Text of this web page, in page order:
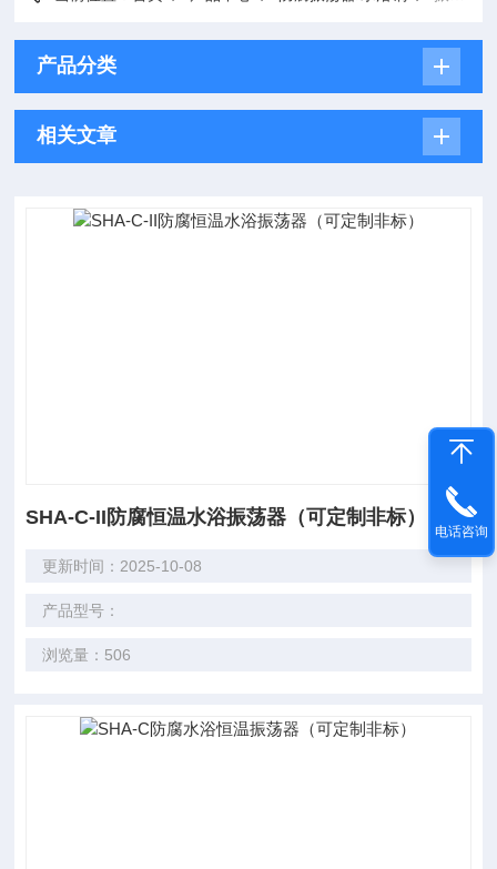
产品分类
相关文章
SHA-C-II防腐恒温水浴振荡器（可定制非标）
更新时间：2025-10-08
产品型号：
浏览量：506
电话咨询